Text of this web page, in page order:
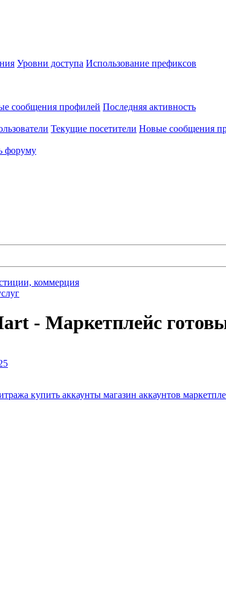
Уровни доступа Использование префиксов
сообщения профилей Последняя активность
Текущие посетители Новые сообщения
форуму
коммерция
- Маркетплейс
купить аккаунты магазин аккаунтов